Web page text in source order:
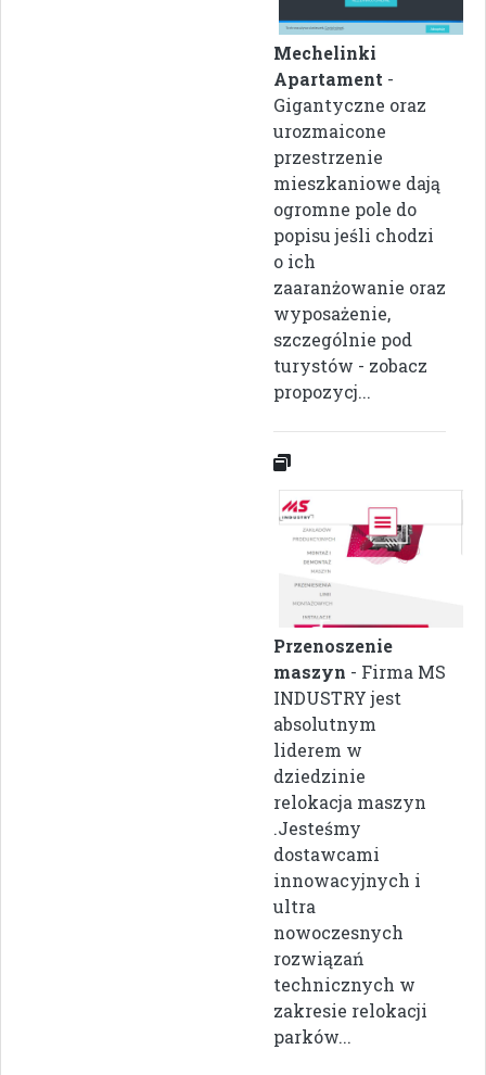
Mechelinki
Apartament -
Gigantyczne oraz
urozmaicone
przestrzenie
mieszkaniowe dają
ogromne pole do
popisu jeśli chodzi
o ich
zaaranżowanie oraz
wyposażenie,
szczególnie pod
turystów - zobacz
propozycj...
Przenoszenie
maszyn - Firma MS
INDUSTRY jest
absolutnym
liderem w
dziedzinie
relokacja maszyn
.Jesteśmy
dostawcami
innowacyjnych i
ultra
nowoczesnych
rozwiązań
technicznych w
zakresie relokacji
parków...